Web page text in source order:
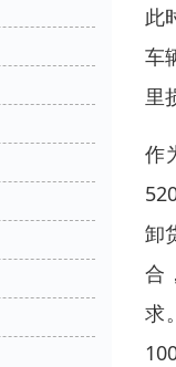
此
车
里
作
卸
合
求